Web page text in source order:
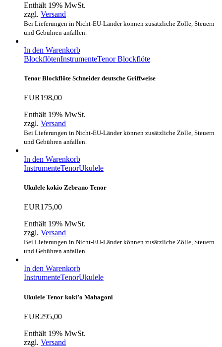
Enthält 19% MwSt.
zzgl. Versand
Bei Lieferungen in Nicht-EU-Länder können zusätzliche Zölle, Steuern
und Gebühren anfallen.
In den Warenkorb
BlockflötenInstrumenteTenor Blockflöte
Tenor Blockflöte Schneider deutsche Griffweise
EUR198,00
Enthält 19% MwSt.
zzgl. Versand
Bei Lieferungen in Nicht-EU-Länder können zusätzliche Zölle, Steuern
und Gebühren anfallen.
In den Warenkorb
InstrumenteTenorUkulele
Ukulele kokio Zebrano Tenor
EUR175,00
Enthält 19% MwSt.
zzgl. Versand
Bei Lieferungen in Nicht-EU-Länder können zusätzliche Zölle, Steuern
und Gebühren anfallen.
In den Warenkorb
InstrumenteTenorUkulele
Ukulele Tenor koki’o Mahagoni
EUR295,00
Enthält 19% MwSt.
zzgl. Versand